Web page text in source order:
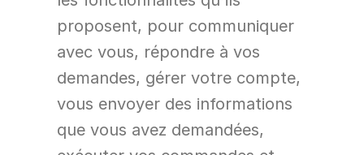
proposent, pour communiquer
avec vous, répondre à vos
demandes, gérer votre compte,
vous envoyer des informations
que vous avez demandées,